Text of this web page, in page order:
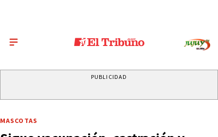
PUBLICIDAD
MASCOTAS